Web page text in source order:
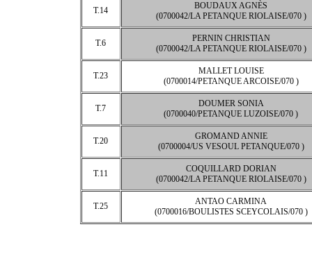
T.14
BOUDAUX AGNÈS
(0700042/LA PETANQUE RIOLAISE/070 )
T.6
PERNIN CHRISTIAN
(0700042/LA PETANQUE RIOLAISE/070 )
T.23
MALLET LOUISE
(0700014/PETANQUE ARCOISE/070 )
T.7
DOUMER SONIA
(0700040/PETANQUE LUZOISE/070 )
T.20
GROMAND ANNIE
(0700004/US VESOUL PETANQUE/070 )
T.11
COQUILLARD DORIAN
(0700042/LA PETANQUE RIOLAISE/070 )
T.25
ANTAO CARMINA
(0700016/BOULISTES SCEYCOLAIS/070 )